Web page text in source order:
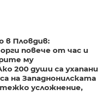
Пловдив:
повече от час и
му
200 души са ухапани
на Западнонилската
усложнение,